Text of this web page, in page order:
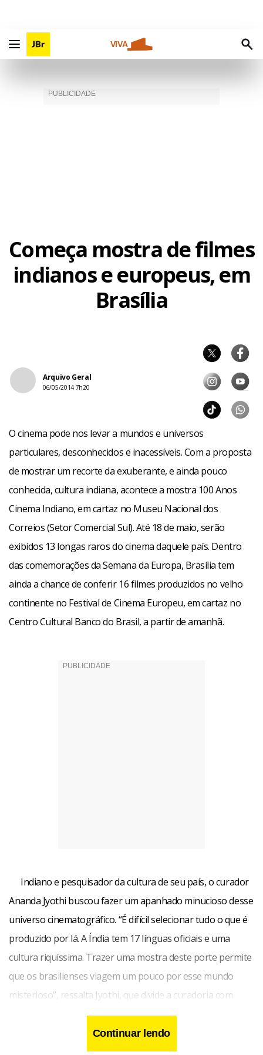
VIVA
Começa mostra de filmes
indianos e europeus, em
Brasília
Arquivo Geral
06/05/2014 7h20
O cinema pode nos levar a mundos e universos
particulares, desconhecidos e inacessíveis. Com a proposta
de mostrar um recorte da exuberante, e ainda pouco
conhecida, cultura indiana, acontece a mostra 100 Anos
Cinema Indiano, em cartaz no Museu Nacional dos
Correios (Setor Comercial Sul). Até 18 de maio, serão
exibidos 13 longas raros do cinema daquele país. Dentro
das comemorações da Semana da Europa, Brasília tem
ainda a chance de conferir 16 filmes produzidos no velho
continente no Festival de Cinema Europeu, em cartaz no
Centro Cultural Banco do Brasil, a partir de amanhã.
Indiano e pesquisador da cultura de seu país, o curador
Ananda Jyothi buscou fazer um apanhado minucioso desse
universo cinematográfico. “É difícil selecionar tudo o que é
produzido por lá. A Índia tem 17 línguas oficiais e uma
cultura riquíssima. Trazer uma mostra deste porte permite
que os brasilienses viagem um pouco por esse mundo
misterioso”, ressalta Jyothi, que divide a curadoria com
O casal destaca alguns dos títulos selecionados, como o
Continuar lendo